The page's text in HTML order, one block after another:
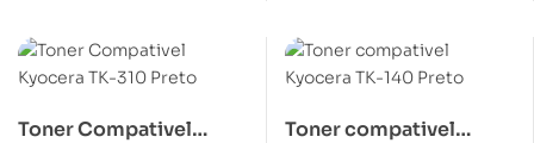
Toner Compativel
Toner compativel